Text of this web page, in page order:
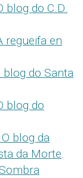
blog do C.D.
regueifa en
blog do Santa
blog do
blog da
da Morte.